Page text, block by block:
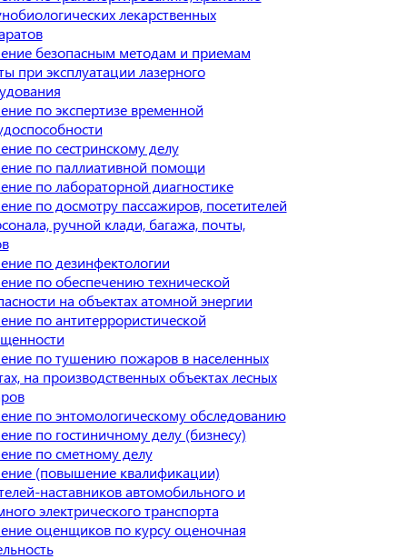
лекарственных
безопасным методам и приемам
при эксплуатации лазерного
по экспертизе временной
по сестринскому делу
по паллиативной помощи
по лабораторной диагностике
по досмотру пассажиров, посетителей
ручной клади, багажа, почты,
по дезинфектологии
по обеспечению технической
на объектах атомной энергии
по антитеррористической
по тушению пожаров в населенных
на производственных объектах лесных
по энтомологическому обследованию
по гостиничному делу (бизнесу)
по сметному делу
(повышение квалификации)
наставников автомобильного и
электрического транспорта
оценщиков по курсу оценочная